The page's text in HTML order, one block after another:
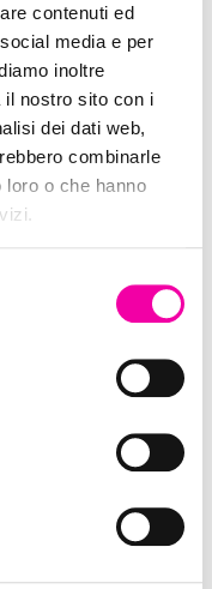
contenuti ed
media e per
inoltre
il nostro sito con i
dei dati web,
combinarle
o che hanno